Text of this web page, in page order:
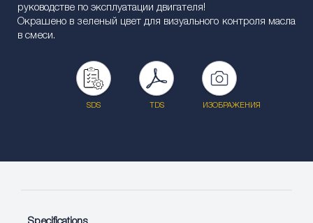
руководстве по эксплуатации двигателя!
Окрашено в зеленый цвет для визуального контроля масла
в смеси.
SDS TDS ИЗОБРАЖЕНИЯ